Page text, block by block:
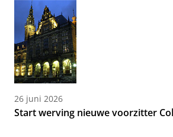
26 juni 2026
Start werving nieuwe voorzitter